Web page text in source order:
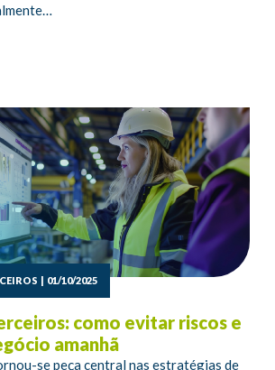
01/10/2025
como evitar riscos e
amanhã
se peça central nas estratégias de